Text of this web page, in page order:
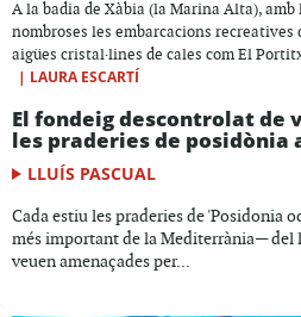
A la badia de Xàbia (la Marina Alta),
nombroses les embarcacions recreatives
aigües cristal·lines de cales com El
| LAURA ESCARTÍ
El fondeig descontrolat de
les praderies de posidònia
LLUÍS PASCUAL
Cada estiu les praderies de 'Posidonia
més important de la Mediterrània— del
veuen amenaçades per...